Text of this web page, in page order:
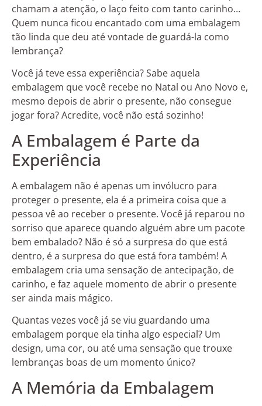
chamam a atenção, o laço feito com tanto carinho…
Quem nunca ficou encantado com uma embalagem
tão linda que deu até vontade de guardá-la como
lembrança?
Você já teve essa experiência? Sabe aquela
embalagem que você recebe no Natal ou Ano Novo e,
mesmo depois de abrir o presente, não consegue
jogar fora? Acredite, você não está sozinho!
A Embalagem é Parte da
Experiência
A embalagem não é apenas um invólucro para
proteger o presente, ela é a primeira coisa que a
pessoa vê ao receber o presente. Você já reparou no
sorriso que aparece quando alguém abre um pacote
bem embalado? Não é só a surpresa do que está
dentro, é a surpresa do que está fora também! A
embalagem cria uma sensação de antecipação, de
carinho, e faz aquele momento de abrir o presente
ser ainda mais mágico.
Quantas vezes você já se viu guardando uma
embalagem porque ela tinha algo especial? Um
design, uma cor, ou até uma sensação que trouxe
lembranças boas de um momento único?
A Memória da Embalagem